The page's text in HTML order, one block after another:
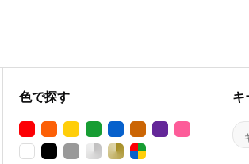
色で探す キ